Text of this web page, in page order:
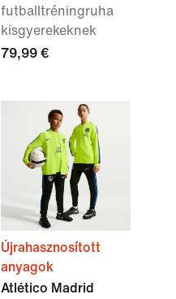
futballtréningruha
kisgyerekeknek
79,99 €
Újrahasznosított
anyagok
Atlético Madrid